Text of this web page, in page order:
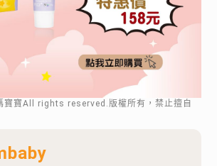
寶寶All rights reserved.版權所有，禁止擅自